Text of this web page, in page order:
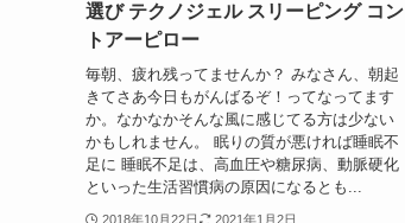
選び テクノジェル スリーピング コン
トアーピロー
毎朝、疲れ残ってませんか？ みなさん、朝起
きてさあ今日もがんばるぞ！ってなってます
か。なかなかそんな風に感じてる方は少ない
かもしれません。 眠りの質が悪ければ睡眠不
足に 睡眠不足は、高血圧や糖尿病、動脈硬化
といった生活習慣病の原因になるとも...
2018年10月22日 2021年1月2日